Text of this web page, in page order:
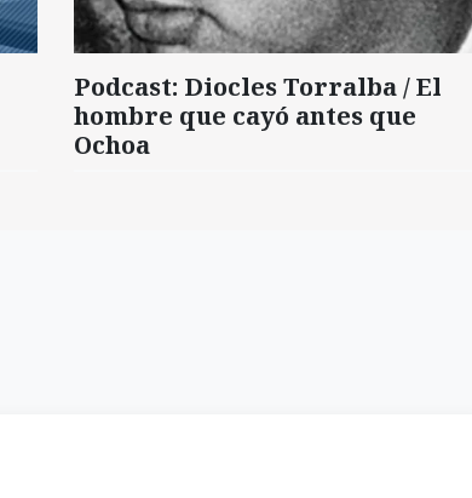
Podcast: Diocles Torralba / El
hombre que cayó antes que
Ochoa